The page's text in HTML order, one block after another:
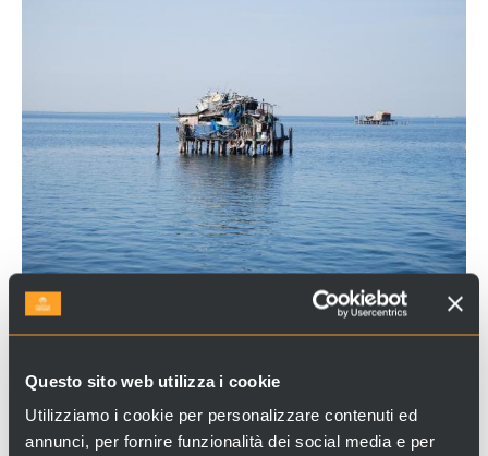
Questo sito web utilizza i cookie
Utilizziamo i cookie per personalizzare contenuti ed
annunci, per fornire funzionalità dei social media e per
ATTREZZI DELLA LAGUNA: LA PESCA
una serie di leggi a regolamentare l'attività della
pesca, essendo quest'ultima una delle principali
attività veneziane.